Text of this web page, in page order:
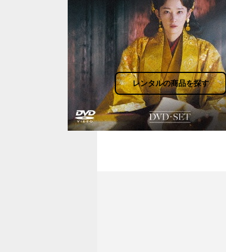
レンタルの商品を探す